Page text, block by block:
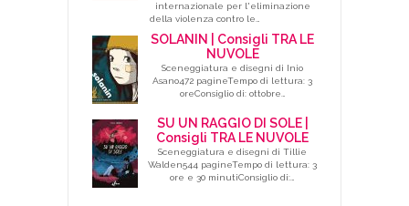
internazionale per l'eliminazione
della violenza contro le…
SOLANIN | Consigli TRA LE
NUVOLE
Sceneggiatura e disegni di Inio
Asano472 pagineTempo di lettura: 3
oreConsiglio di: ottobre…
SU UN RAGGIO DI SOLE |
Consigli TRA LE NUVOLE
Sceneggiatura e disegni di Tillie
Walden544 pagineTempo di lettura: 3
ore e 30 minutiConsiglio di:…